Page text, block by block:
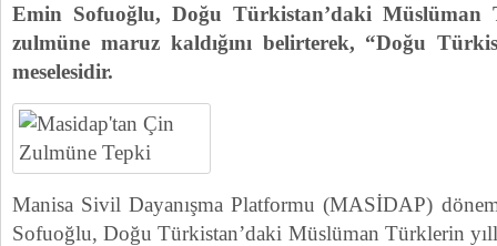
Emin Sofuoğlu, Doğu Türkistan’daki Müslüman
zulmüne maruz kaldığını belirterek, “Doğu
meselesidir.
Manisa Sivil Dayanışma Platformu (MASİDAP)
Sofuoğlu, Doğu Türkistan’daki Müslüman Türklerin